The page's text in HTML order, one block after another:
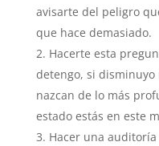
avisarte del peligro
que hace demasiado.
Hacerte esta
detengo, si disminuyo
nazcan de lo más
estado estás en este
Hacer una